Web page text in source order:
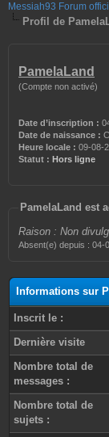
Messiah93 Forum
Profil de
PamelaLand
(Compte non activé)
Date d’inscription :
Date de naissance :
Heure locale : 09-08-
Statut : Hors ligne
PamelaLand est
Raison : Non
Absent(e) depuis :
Informations sur
Inscrit le :
Dernière visite
Nombre total de
messages :
Nombre total de
sujets :